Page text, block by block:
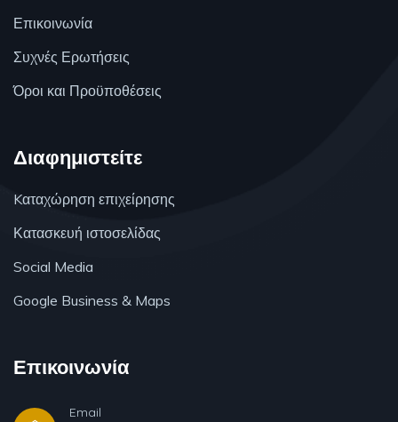
Επικοινωνία
Συχνές Ερωτήσεις
Όροι και Προϋποθέσεις
Διαφημιστείτε
Kαταχώρηση επιχείρησης
Κατασκευή ιστοσελίδας
Social Media
Google Business & Maps
Επικοινωνία
Email